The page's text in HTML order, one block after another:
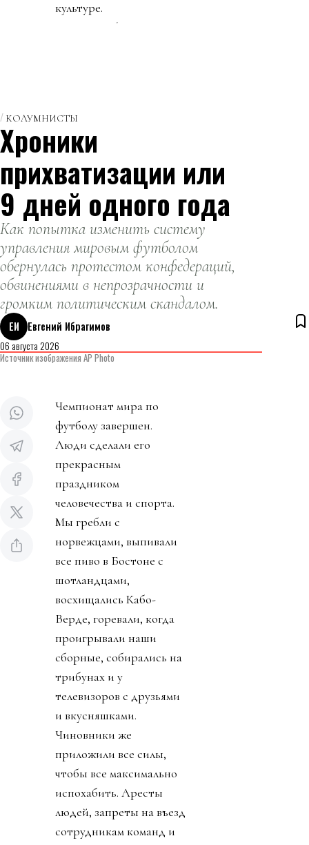
культуре.
КОЛУМНИСТЫ
Хроники
прихватизации или
9 дней одного года
Как попытка изменить систему
управления мировым футболом
обернулась протестом конфедераций,
обвинениями в непрозрачности и
громким политическим скандалом.
ЕИ
Евгений Ибрагимов
06 августа 2026
Источник изображения AP Photo
Чемпионат мира по
футболу завершен.
Люди сделали его
прекрасным
праздником
человечества и спорта.
Мы гребли с
норвежцами, выпивали
все пиво в Бостоне с
шотландцами,
восхищались Кабо-
Верде, горевали, когда
проигрывали наши
сборные, собирались на
трибунах и у
телевизоров с друзьями
и вкусняшками.
Чиновники же
приложили все силы,
чтобы все максимально
испохабить. Аресты
людей, запреты на въезд
сотрудникам команд и